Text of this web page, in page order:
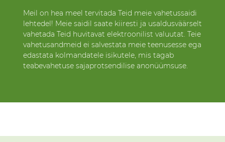
Meil on hea meel tervitada Teid meie vahetussaidi
lehtedel! Meie saidil saate kiiresti ja usaldusväärselt
vahetada Teid huvitavat elektroonilist valuutat. Teie
vahetusandmeid ei salvestata meie teenusesse ega
edastata kolmandatele isikutele, mis tagab
teabevahetuse sajaprotsendilise anonüümsuse.